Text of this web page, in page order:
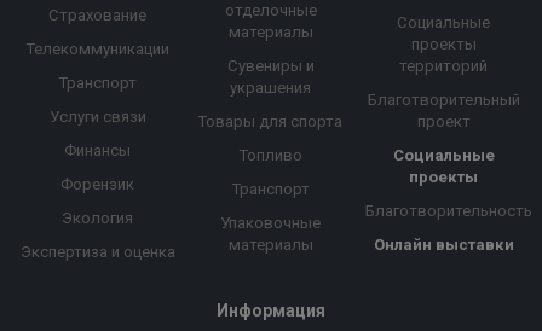
Страхование
Телекоммуникации
Транспорт
Услуги связи
Финансы
Форензик
Экология
Экспертиза и оценка
отделочные
материалы
Сувениры и
украшения
Товары для спорта
Топливо
Транспорт
Упаковочные
материалы
Социальные
проекты
территорий
Благотворительный
проект
Социальные
проекты
Благотворительность
Онлайн выставки
Информация